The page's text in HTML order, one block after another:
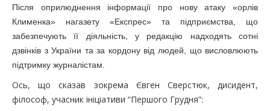
Після оприлюднення інформації про новуатаку «орлів
Клименка» нагазету «Експрес» та підприємства
що
забезпечуютьїї діяльність,у редакцію надходятьсотні
дзвінків зУкраїни таза кордону від людей що висловлюють
підтримку журналістам
Ось, що сказав зокрема Євген Сверстюк, дисидент,
фiлософ, учасник iнiцiативи “Першого Грудня”: